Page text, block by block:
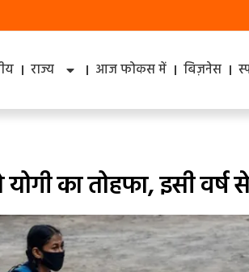
राज्य आज फोकस में बिज़नेस
योगी का तोहफा, इसी